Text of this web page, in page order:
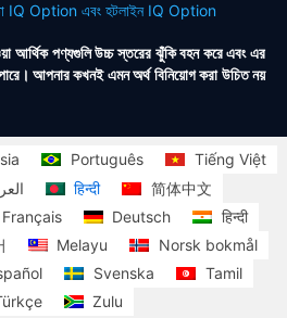
IQ Option এবং হটলাইন IQ Option
আর্থিক পণ্যগুলি উচ্চ স্তরের ঝুঁকি বহন করে এবং এর
আপনার কখনই এমন অর্থ বিনিয়োগ করা উচিত নয়
Português
Tiếng Việt
हिन्दी
简体中文
Français Deutsch
हिन्दी
Melayu
Norsk bokmål
Svenska
Tamil
Zulu